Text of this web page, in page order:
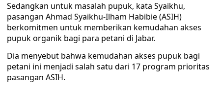
Sedangkan untuk masalah pupuk, kata Syaikhu,
pasangan Ahmad Syaikhu-Ilham Habibie (ASIH)
berkomitmen untuk memberikan kemudahan akses
pupuk organik bagi para petani di Jabar.
Dia menyebut bahwa kemudahan akses pupuk bagi
petani ini menjadi salah satu dari 17 program prioritas
pasangan ASIH.